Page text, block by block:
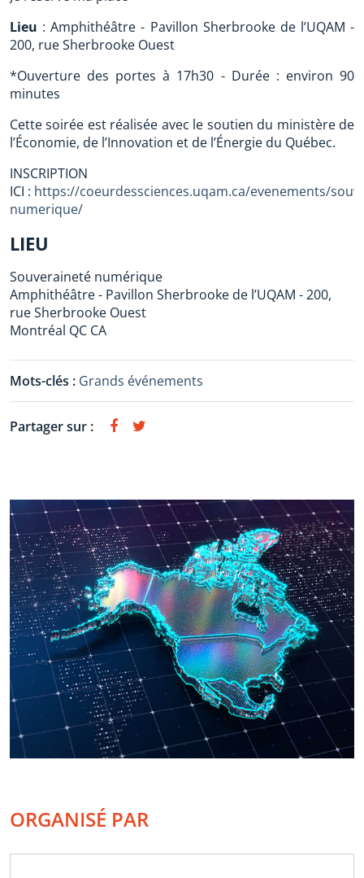
Lieu : Amphithéâtre - Pavillon Sherbrooke de l’UQAM -
200, rue Sherbrooke Ouest
*Ouverture des portes à 17h30 - Durée : environ 90
minutes
Cette soirée est réalisée avec le soutien du ministère de
l’Économie, de l’Innovation et de l’Énergie du Québec.
INSCRIPTION
ICI : https://coeurdessciences.uqam.ca/evenements/
numerique/
LIEU
Souveraineté numérique
Amphithéâtre - Pavillon Sherbrooke de l’UQAM - 200,
rue Sherbrooke Ouest
Montréal QC CA
Mots-clés : Grands événements
Partager sur :
ORGANISÉ PAR